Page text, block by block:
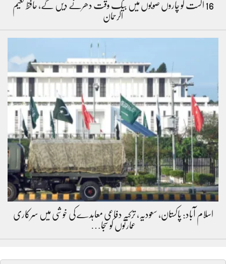
16 اگست کو چاروں صوبوں میں بیک وقت دھرنے دیں گے، حافظ نعیم
الرحمان
اسلام آباد: پاکستان، سعودیہ، ترکیہ دفاعی معاہدے کی خوشی میں سرکاری
عمارتوں کو سجا…